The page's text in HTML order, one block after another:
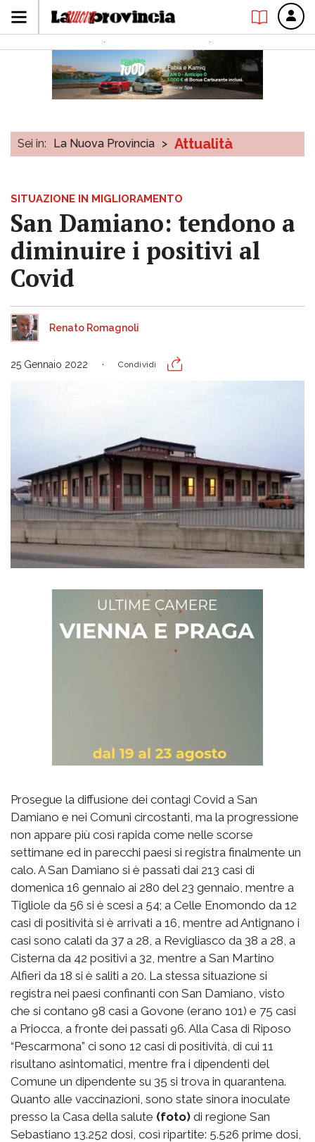
Sei in: La Nuova Provincia > Attualità
SITUAZIONE IN MIGLIORAMENTO
San Damiano: tendono a
diminuire i positivi al
Covid
Renato Romagnoli
25 Gennaio 2022 Condividi
Prosegue la diffusione dei contagi Covid a San
Damiano e nei Comuni circostanti, ma la progressione
non appare più così rapida come nelle scorse
settimane ed in parecchi paesi si registra finalmente un
calo. A San Damiano si è passati dai 213 casi di
domenica 16 gennaio ai 280 del 23 gennaio, mentre a
Tigliole da 56 si è scesi a 54; a Celle Enomondo da 12
casi di positività si è arrivati a 16, mentre ad Antignano i
casi sono calati da 37 a 28, a Revigliasco da 38 a 28, a
Cisterna da 42 positivi a 32, mentre a San Martino
Alfieri da 18 si è saliti a 20. La stessa situazione si
registra nei paesi confinanti con San Damiano, visto
che si contano 98 casi a Govone (erano 101) e 75 casi
a Priocca, a fronte dei passati 96. Alla Casa di Riposo
“Pescarmona” ci sono 12 casi di positività, di cui 11
risultano asintomatici, mentre fra i dipendenti del
Comune un dipendente su 35 si trova in quarantena.
Quanto alle vaccinazioni, sono state sinora inoculate
presso la Casa della salute (foto) di regione San
Sebastiano 13.252 dosi, così ripartite: 5.526 prime dosi,